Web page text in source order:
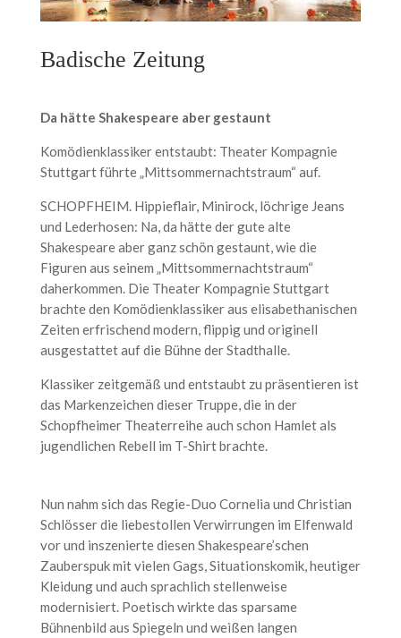
Badische Zeitung
Da hätte Shakespeare aber gestaunt
Komödienklassiker entstaubt: Theater Kompagnie
Stuttgart führte „Mittsommernachtstraum“ auf.
SCHOPFHEIM. Hippieflair, Minirock, löchrige Jeans
und Lederhosen: Na, da hätte der gute alte
Shakespeare aber ganz schön gestaunt, wie die
Figuren aus seinem „Mittsommernachtstraum“
daherkommen. Die Theater Kompagnie Stuttgart
brachte den Komödienklassiker aus elisabethanischen
Zeiten erfrischend modern, flippig und originell
ausgestattet auf die Bühne der Stadthalle.
Klassiker zeitgemäß und entstaubt zu präsentieren ist
das Markenzeichen dieser Truppe, die in der
Schopfheimer Theaterreihe auch schon Hamlet als
jugendlichen Rebell im T-Shirt brachte.
Nun nahm sich das Regie-Duo Cornelia und Christian
Schlösser die liebestollen Verwirrungen im Elfenwald
vor und inszenierte diesen Shakespeare’schen
Zauberspuk mit vielen Gags, Situationskomik, heutiger
Kleidung und auch sprachlich stellenweise
modernisiert. Poetisch wirkte das sparsame
Bühnenbild aus Spiegeln und weißen langen